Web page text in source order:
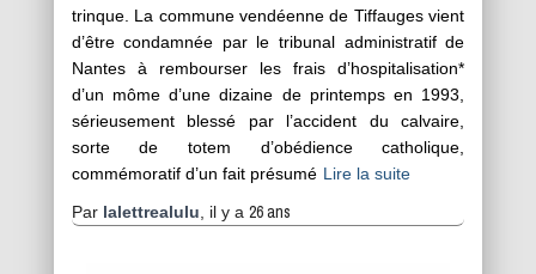
trinque. La commune vendéenne de Tiffauges vient
d’être condamnée par le tribunal administratif de
Nantes à rembourser les frais d’hospitalisation*
d’un môme d’une dizaine de printemps en 1993,
sérieusement blessé par l’accident du calvaire,
sorte de totem d’obédience catholique,
commémoratif d’un fait présumé Lire la suite
Par lalettrealulu , il y a 26 ans